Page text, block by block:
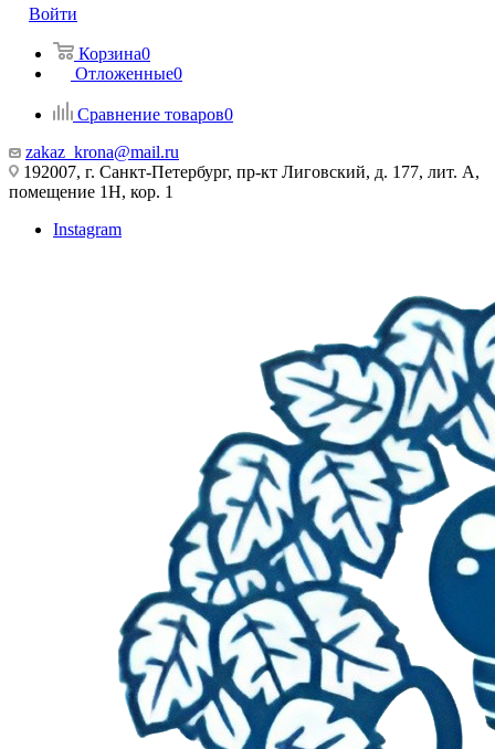
Войти
Корзина0
Отложенные0
Сравнение товаров0
zakaz_krona@mail.ru
192007, г. Санкт-Петербург, пр-кт Лиговский, д. 177, лит. А,
помещение 1Н, кор. 1
Instagram